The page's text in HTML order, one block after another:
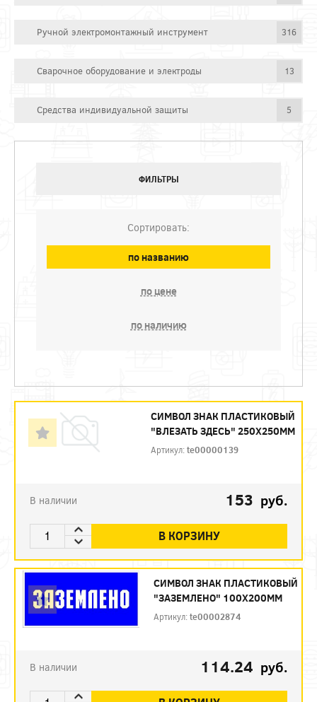
Ручной электромонтажный инструмент 316
Сварочное оборудование и электроды 13
Средства индивидуальной защиты 5
ФИЛЬТРЫ
Сортировать:
по названию
по цене
по наличию
СИМВОЛ ЗНАК ПЛАСТИКОВЫЙ
"ВЛЕЗАТЬ ЗДЕСЬ" 250Х250ММ
Артикул:te00000139
В наличии 153 руб.
В КОРЗИНУ
СИМВОЛ ЗНАК ПЛАСТИКОВЫЙ
"ЗАЗЕМЛЕНО" 100Х200ММ
Артикул:te00002874
В наличии 114.24 руб.